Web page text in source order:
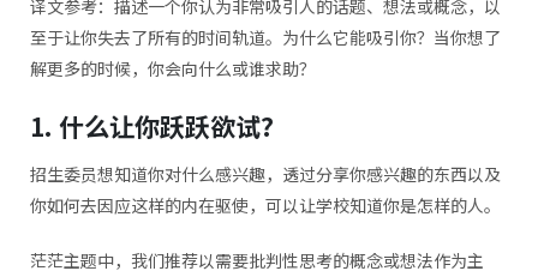
译文参考：描述一个你认为非常吸引人的话题、想法或概念，以
至于让你失去了所有的时间轨道。为什么它能吸引你？当你想了
解更多的时候，你会向什么或谁求助？
1. 什么让你跃跃欲试?
招生委员想知道你对什么感兴趣，透过分享你感兴趣的东西以及
你如何去因应这样的内在驱使，可以让学校知道你是怎样的人。
茫茫主题中，我们推荐以需要批判性思考的概念或想法作为主